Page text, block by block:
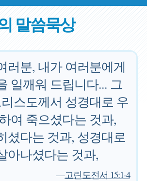
말씀묵상
러분, 내가 여러분에게
일깨워 드립니다... 그
스도께서 성경대로 우
여 죽으셨다는 것과,
셨다는 것과, 성경대로
아나셨다는 것과,
—고린도전서 15:1-4